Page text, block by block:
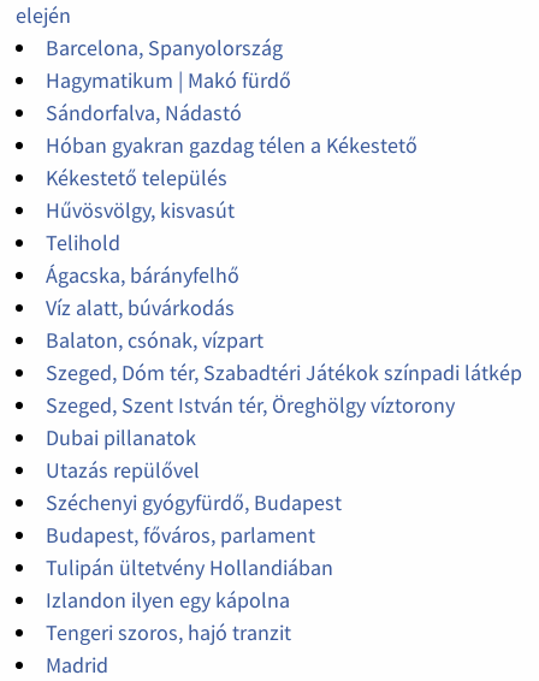
elején
Barcelona, Spanyolország
Hagymatikum | Makó fürdő
Sándorfalva, Nádastó
Hóban gyakran gazdag télen a Kékestető
Kékestető település
Hűvösvölgy, kisvasút
Telihold
Ágacska, bárányfelhő
Víz alatt, búvárkodás
Balaton, csónak, vízpart
Szeged, Dóm tér, Szabadtéri Játékok színpadi látkép
Szeged, Szent István tér, Öreghölgy víztorony
Dubai pillanatok
Utazás repülővel
Széchenyi gyógyfürdő, Budapest
Budapest, főváros, parlament
Tulipán ültetvény Hollandiában
Izlandon ilyen egy kápolna
Tengeri szoros, hajó tranzit
Madrid